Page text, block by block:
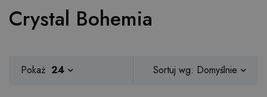
Crystal Bohemia
Sortuj wg: Domyślnie
Pokaż 24